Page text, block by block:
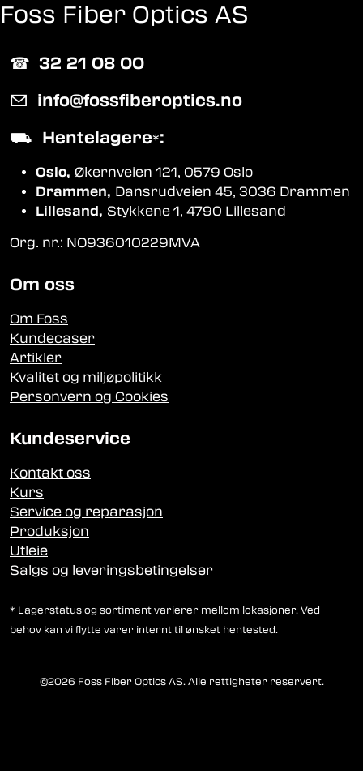
Foss Fiber Optics AS
☎︎ 32 21 08 00
✉ info@fossfiberoptics.no
⛟ Hentelagere*:
Oslo, Økernveien 121, 0579 Oslo
Drammen, Dansrudveien 45, 3036 Drammen
Lillesand, Stykkene 1, 4790 Lillesand
Org. nr.: NO936010229MVA
Om oss
Om Foss
Kundecaser
Artikler
Kvalitet og miljøpolitikk
Personvern og Cookies
Kundeservice
Kontakt oss
Kurs
Service og reparasjon
Produksjon
Utleie
Salgs og leveringsbetingelser
* Lagerstatus og sortiment varierer mellom lokasjoner. Ved
behov kan vi flytte varer internt til ønsket hentested.
©2026 Foss Fiber Optics AS. Alle rettigheter reservert.